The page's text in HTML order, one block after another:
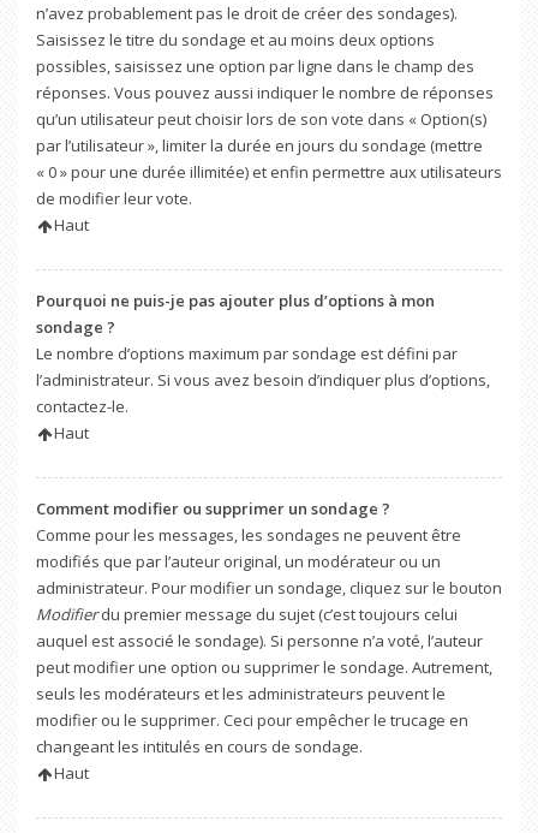
n’avez probablement pas le droit de créer des sondages).
Saisissez le titre du sondage et au moins deux options
possibles, saisissez une option par ligne dans le champ des
réponses. Vous pouvez aussi indiquer le nombre de réponses
qu’un utilisateur peut choisir lors de son vote dans « Option(s)
par l’utilisateur », limiter la durée en jours du sondage (mettre
« 0 » pour une durée illimitée) et enfin permettre aux utilisateurs
de modifier leur vote.
Haut
Pourquoi ne puis-je pas ajouter plus d’options à mon
sondage ?
Le nombre d’options maximum par sondage est défini par
l’administrateur. Si vous avez besoin d’indiquer plus d’options,
contactez-le.
Haut
Comment modifier ou supprimer un sondage ?
Comme pour les messages, les sondages ne peuvent être
modifiés que par l’auteur original, un modérateur ou un
administrateur. Pour modifier un sondage, cliquez sur le bouton
Modifierdu premier message du sujet (c’est toujours celui
auquel est associé le sondage). Si personne n’a voté, l’auteur
peut modifier une option ou supprimer le sondage. Autrement,
seuls les modérateurs et les administrateurs peuvent le
modifier ou le supprimer. Ceci pour empêcher le trucage en
changeant les intitulés en cours de sondage.
Haut